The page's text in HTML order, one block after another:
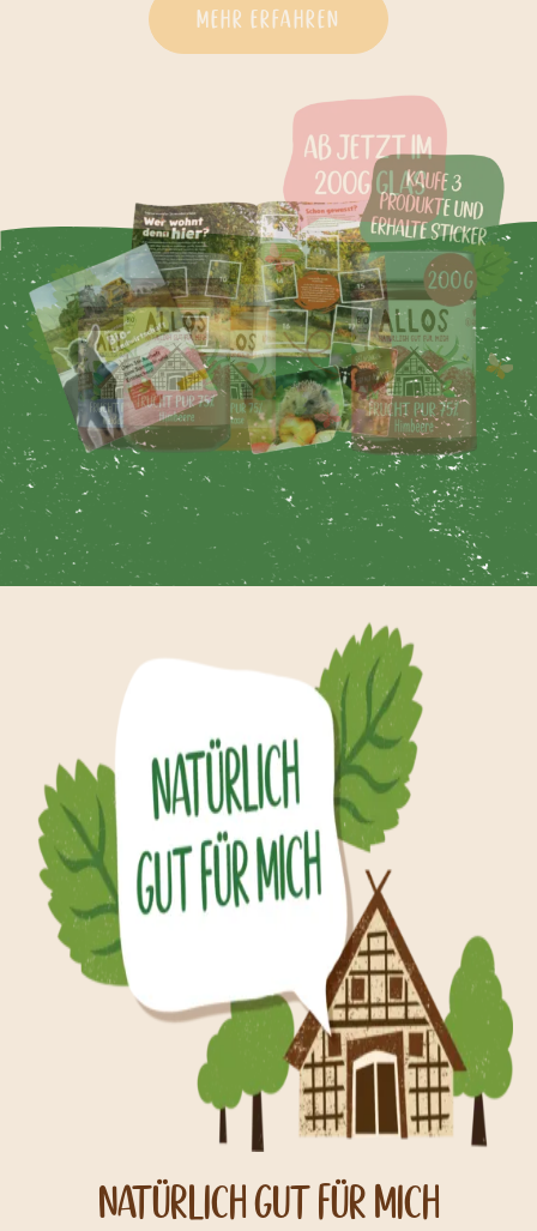
mehr erfahren
Natürlich gut für mich